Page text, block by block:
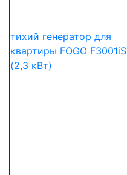
тихий генератор для
квартиры FOGO F3001iS
(2,3 кВт)